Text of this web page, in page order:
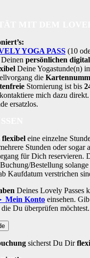
YOGA PASS (10
persönlichen
Deine Yogastunde(n)
die
Stornierung ist bis
mich dazu
ersatzlos.
flexibel eine einzelne
Stunden oder sogar
für Dich reservieren.
Bestellung
Kaufdatum verstrichen
Deines Lovely Passes
Mein Konto einsehen.
Du überprüfen möchtest.
sicherst Du Dir